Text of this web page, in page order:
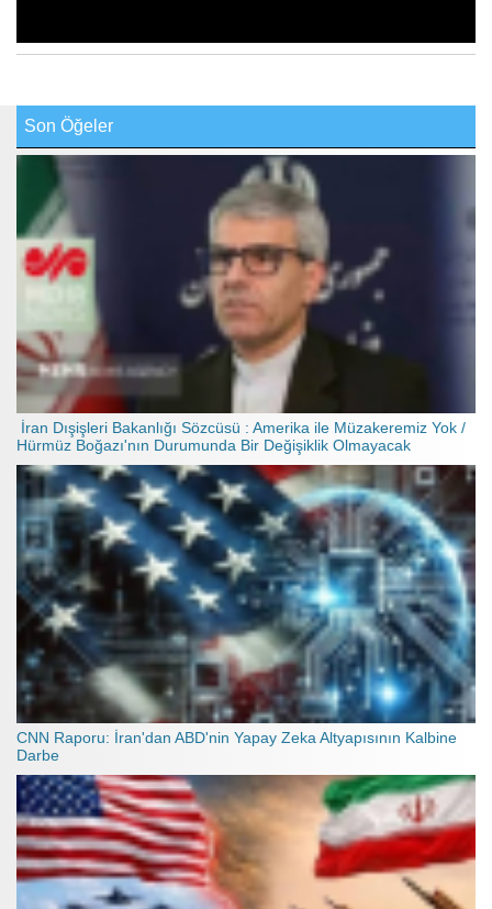
Son Öğeler
İran Dışişleri Bakanlığı Sözcüsü : Amerika ile Müzakeremiz Yok /
Hürmüz Boğazı'nın Durumunda Bir Değişiklik Olmayacak
CNN Raporu: İran'dan ABD'nin Yapay Zeka Altyapısının Kalbine
Darbe